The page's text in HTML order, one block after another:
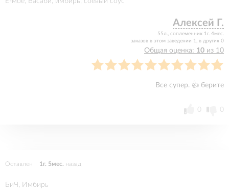
Алексей Г.
55л., соплеменник 1г. 4мес.
заказов в этом заведении 1, в других 0
Общая оценка: 10 из 10
Все супер. 👍 берите
0 0
Оставлен 1г. 5мес. назад
БиЧ, Имбирь